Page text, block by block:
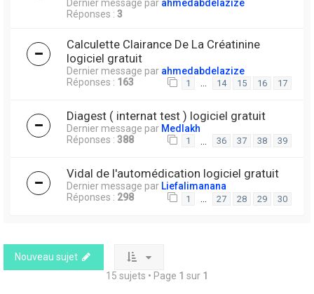
Dernier message par ahmedabdelazize
Réponses : 3
Calculette Clairance De La Créatinine
logiciel gratuit
Dernier message par ahmedabdelazize
Réponses : 163 1 … 14 15 16 17
Diagest ( internat test ) logiciel gratuit
Dernier message par Medlakh
Réponses : 388 1 36 37 38 39
Vidal de l'automédication logiciel gratuit
Dernier message par Liefalimanana
Réponses : 298 1 27 28 29 30
Nouveau sujet
15 sujets • Page 1 sur 1